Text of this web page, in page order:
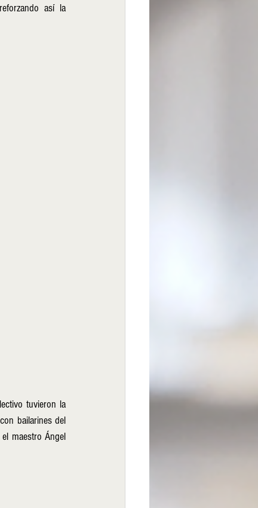
así la
tuvieron la
bailarines del
maestro Ángel